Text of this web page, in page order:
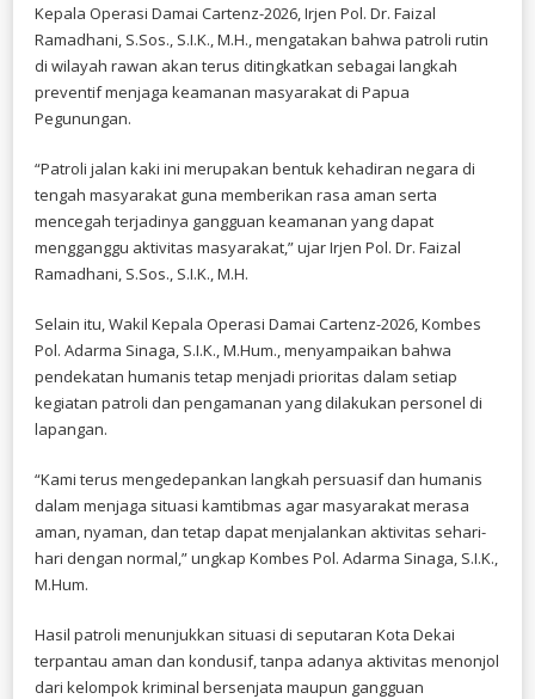
Kepala Operasi Damai Cartenz-2026, Irjen Pol. Dr. Faizal
Ramadhani, S.Sos., S.I.K., M.H., mengatakan bahwa patroli rutin
di wilayah rawan akan terus ditingkatkan sebagai langkah
preventif menjaga keamanan masyarakat di Papua
Pegunungan.
“Patroli jalan kaki ini merupakan bentuk kehadiran negara di
tengah masyarakat guna memberikan rasa aman serta
mencegah terjadinya gangguan keamanan yang dapat
mengganggu aktivitas masyarakat,” ujar Irjen Pol. Dr. Faizal
Ramadhani, S.Sos., S.I.K., M.H.
Selain itu, Wakil Kepala Operasi Damai Cartenz-2026, Kombes
Pol. Adarma Sinaga, S.I.K., M.Hum., menyampaikan bahwa
pendekatan humanis tetap menjadi prioritas dalam setiap
kegiatan patroli dan pengamanan yang dilakukan personel di
lapangan.
“Kami terus mengedepankan langkah persuasif dan humanis
dalam menjaga situasi kamtibmas agar masyarakat merasa
aman, nyaman, dan tetap dapat menjalankan aktivitas sehari-
hari dengan normal,” ungkap Kombes Pol. Adarma Sinaga, S.I.K.,
M.Hum.
Hasil patroli menunjukkan situasi di seputaran Kota Dekai
terpantau aman dan kondusif, tanpa adanya aktivitas menonjol
dari kelompok kriminal bersenjata maupun gangguan